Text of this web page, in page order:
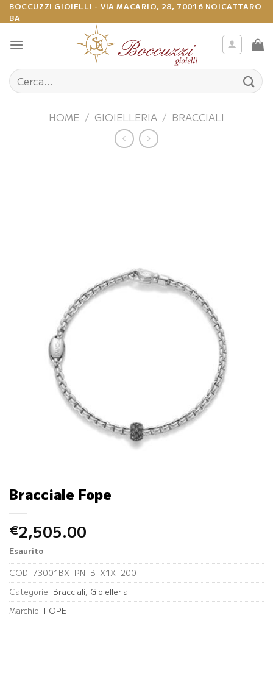
Salta
ai
contenuti
BOCCUZZI GIOIELLI - VIA MACARIO, 28, 70016 NOICATTARO
BA
Cerca:
HOME / GIOIELLERIA / BRACCIALI
Bracciale Fope
€2,505.00
Esaurito
COD: 73001BX_PN_B_X1X_200
Categorie: Bracciali, Gioielleria
Marchio: FOPE